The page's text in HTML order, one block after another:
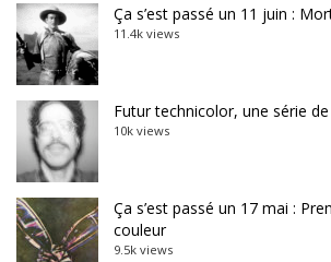
Ça s’est passé un 11 juin :
11.4k views
Futur technicolor, une série
10k views
Ça s’est passé un 17 mai :
couleur
9.5k views